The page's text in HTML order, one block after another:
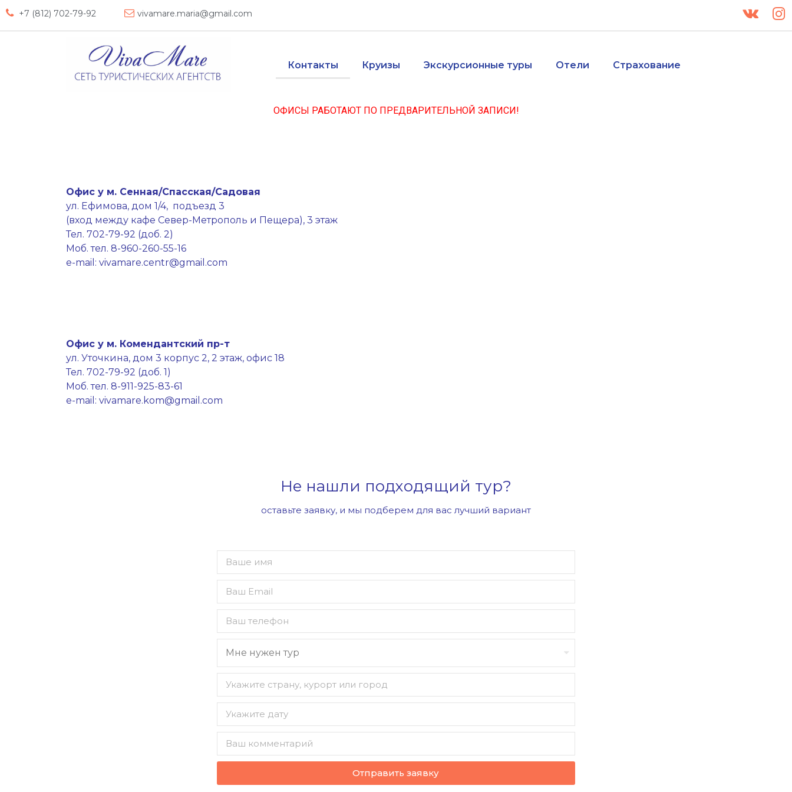
+7 (812) 702-79-92 vivamare.maria@gmail.com
Контакты Круизы Экскурсионные туры Отели Страхование
ОФИСЫ РАБОТАЮТ ПО ПРЕДВАРИТЕЛЬНОЙ ЗАПИСИ!
Офис у м. Сенная/Спасская/Садовая
ул. Ефимова, дом 1/4, подъезд 3
(вход между кафе Север-Метрополь и Пещера), 3 этаж
Тел. 702-79-92 (доб. 2)
Моб. тел. 8-960-260-55-16
e-mail: vivamare.centr@gmail.com
Офис у м. Комендантский пр-т
ул. Уточкина, дом 3 корпус 2, 2 этаж, офис 18
Тел. 702-79-92 (доб. 1)
Моб. тел. 8-911-925-83-61
e-mail: vivamare.kom@gmail.com
Не нашли подходящий тур?
оставьте заявку, и мы подберем для вас лучший вариант
Отправить заявку